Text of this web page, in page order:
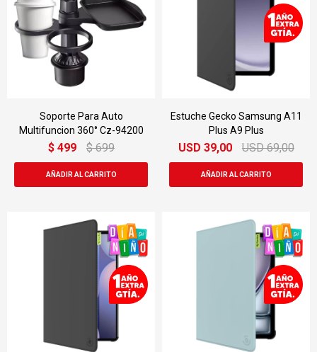
Soporte Para Auto
Multifuncion 360° Cz-94200
$ 499 $ 699
Estuche Gecko Samsung A11
Plus A9 Plus
USD 39,00 USD 69,00